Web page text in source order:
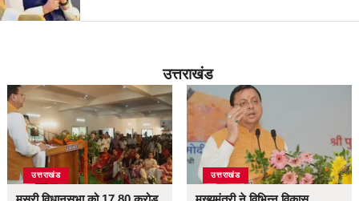
उत्तराखंड
उत्तराखंड उत्तराखंड